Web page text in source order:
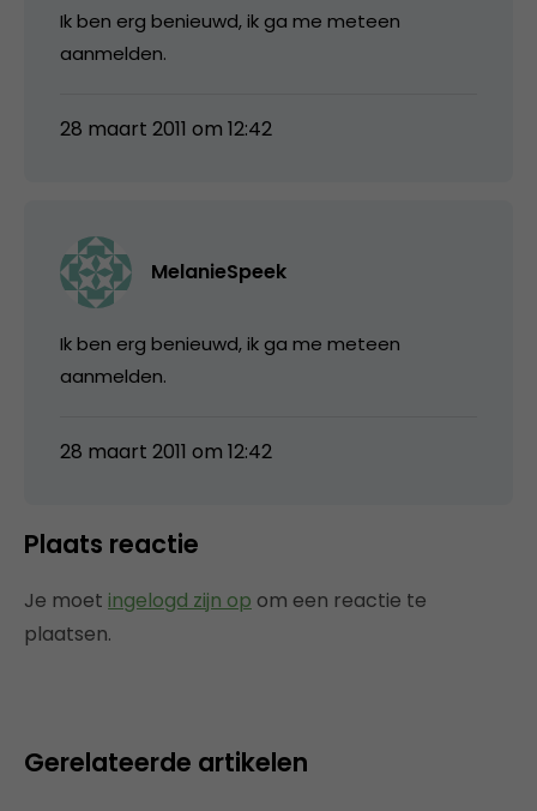
Ik ben erg benieuwd, ik ga me meteen
aanmelden.
28 maart 2011 om 12:42
MelanieSpeek
Ik ben erg benieuwd, ik ga me meteen
aanmelden.
28 maart 2011 om 12:42
Plaats reactie
Je moet ingelogd zijn op om een reactie te
plaatsen.
Gerelateerde artikelen